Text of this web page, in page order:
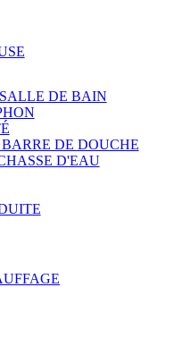
DE BAIN
DE DOUCHE
D'EAU